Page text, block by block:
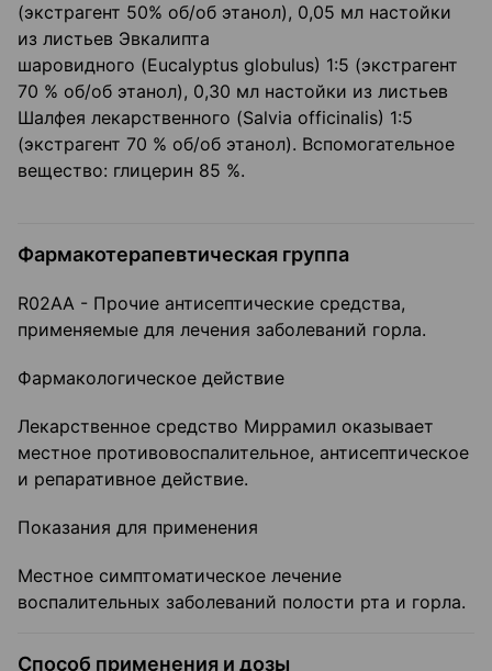
(экстрагент 50% об/об этанол), 0,05 мл настойки
из листьев Эвкалипта
шаровидного (Eucalyptus globulus) 1:5 (экстрагент
70 % об/об этанол), 0,30 мл настойки из листьев
Шалфея лекарственного (Salvia officinalis) 1:5
(экстрагент 70 % об/об этанол). Вспомогательное
вещество: глицерин 85 %.
Фармакотерапевтическая группа
R02AA - Прочие антисептические средства,
применяемые для лечения заболеваний горла.
Фармакологическое действие
Лекарственное средство Миррамил оказывает
местное противовоспалительное, антисептическое
и репаративное действие.
Показания для применения
Местное симптоматическое лечение
воспалительных заболеваний полости рта и горла.
Способ применения и дозы